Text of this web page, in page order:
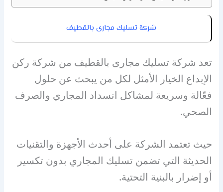
شركة تسليك مجارى بالقطيف
تعد شركة تسليك مجارى بالقطيف من شركة ركن
الإبداع الخيار الأمثل لكل من يبحث عن حلول
فعّالة وسريعة لمشاكل انسداد المجاري والصرف
الصحي.
حيث تعتمد الشركة على أحدث الأجهزة والتقنيات
الحديثة التي تضمن تسليك المجاري بدون تكسير
أو إضرار بالبنية التحتية.